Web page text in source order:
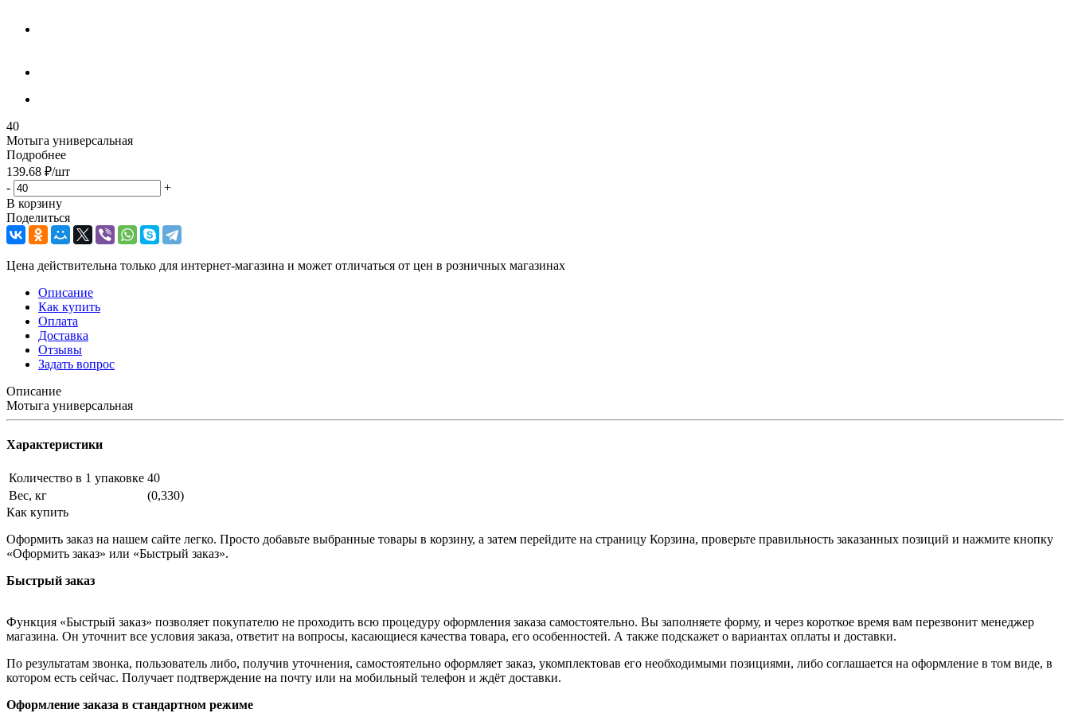
40
Мотыга универсальная
Подробнее
139.68 ₽/шт
-
+
В корзину
Поделиться
Цена действительна только для интернет-магазина и может отличаться от цен в розничных магазинах
Описание
Как купить
Оплата
Доставка
Отзывы
Задать вопрос
Описание
Мотыга универсальная
Характеристики
Количество в 1 упаковке 40
Вес, кг
(0,330)
Как купить
Оформить заказ на нашем сайте легко. Просто добавьте выбранные товары в корзину, а затем перейдите на страницу Корзина, проверьте правильность заказанных позиций и нажмите кнопку
«Оформить заказ» или «Быстрый заказ».
Быстрый заказ
Функция «Быстрый заказ» позволяет покупателю не проходить всю процедуру оформления заказа самостоятельно. Вы заполняете форму, и через короткое время вам перезвонит менеджер
магазина. Он уточнит все условия заказа, ответит на вопросы, касающиеся качества товара, его особенностей. А также подскажет о вариантах оплаты и доставки.
По результатам звонка, пользователь либо, получив уточнения, самостоятельно оформляет заказ, укомплектовав его необходимыми позициями, либо соглашается на оформление в том виде, в
котором есть сейчас. Получает подтверждение на почту или на мобильный телефон и ждёт доставки.
Оформление заказа в стандартном режиме